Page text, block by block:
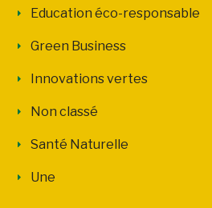
Education éco-responsable
Green Business
Innovations vertes
Non classé
Santé Naturelle
Une